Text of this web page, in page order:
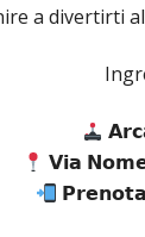
a divertirti
𝗩𝗶𝗮